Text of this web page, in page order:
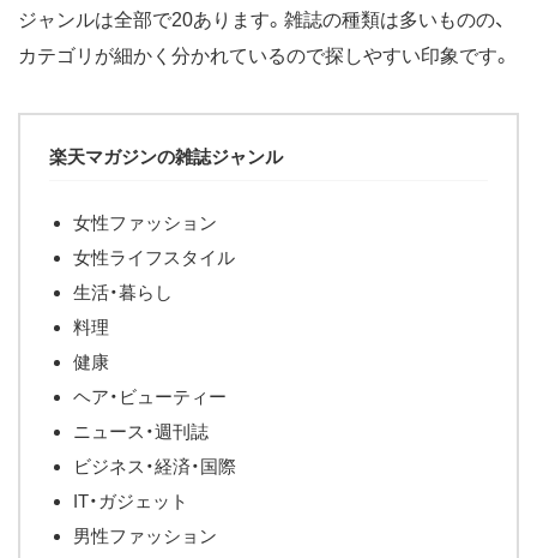
ジャンルは全部で20あります。雑誌の種類は多いものの、
カテゴリが細かく分かれているので探しやすい印象です。
楽天マガジンの雑誌ジャンル
女性ファッション
女性ライフスタイル
生活・暮らし
料理
健康
ヘア・ビューティー
ニュース・週刊誌
ビジネス・経済・国際
IT・ガジェット
男性ファッション